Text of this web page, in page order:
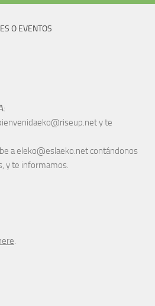
O EVENTOS
:
y te
a eleko@eslaeko.net contándonos
y te informamos.